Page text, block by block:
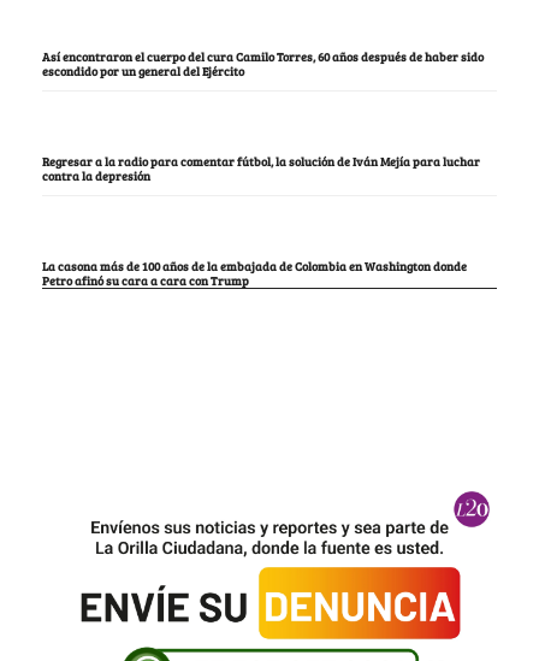
Así encontraron el cuerpo del cura Camilo Torres, 60 años después de haber sido
escondido por un general del Ejército
Regresar a la radio para comentar fútbol, la solución de Iván Mejía para luchar
contra la depresión
La casona más de 100 años de la embajada de Colombia en Washington donde
Petro afinó su cara a cara con Trump